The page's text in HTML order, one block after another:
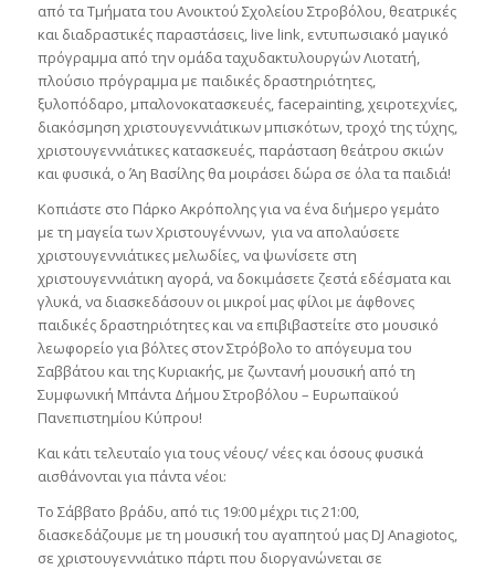
από τα Τμήματα του Ανοικτού Σχολείου Στροβόλου, θεατρικές
και διαδραστικές παραστάσεις, live link, εντυπωσιακό μαγικό
πρόγραμμα από την ομάδα ταχυδακτυλουργών Λιοτατή,
πλούσιο πρόγραμμα με παιδικές δραστηριότητες,
ξυλοπόδαρο, μπαλονοκατασκευές, facepainting, χειροτεχνίες,
διακόσμηση χριστουγεννιάτικων μπισκότων, τροχό της τύχης,
χριστουγεννιάτικες κατασκευές, παράσταση θεάτρου σκιών
και φυσικά, ο Άη Βασίλης θα μοιράσει δώρα σε όλα τα παιδιά!
Κοπιάστε στο Πάρκο Ακρόπολης για να ένα διήμερο γεμάτο
με τη μαγεία των Χριστουγέννων, για να απολαύσετε
χριστουγεννιάτικες μελωδίες, να ψωνίσετε στη
χριστουγεννιάτικη αγορά, να δοκιμάσετε ζεστά εδέσματα και
γλυκά, να διασκεδάσουν οι μικροί μας φίλοι με άφθονες
παιδικές δραστηριότητες και να επιβιβαστείτε στο μουσικό
λεωφορείο για βόλτες στον Στρόβολο το απόγευμα του
Σαββάτου και της Κυριακής, με ζωντανή μουσική από τη
Συμφωνική Μπάντα Δήμου Στροβόλου – Ευρωπαϊκού
Πανεπιστημίου Κύπρου!
Και κάτι τελευταίο για τους νέους/ νέες και όσους φυσικά
αισθάνονται για πάντα νέοι:
Το Σάββατο βράδυ, από τις 19:00 μέχρι τις 21:00,
διασκεδάζουμε με τη μουσική του αγαπητού μας DJ Anagiotoς,
σε χριστουγεννιάτικο πάρτι που διοργανώνεται σε